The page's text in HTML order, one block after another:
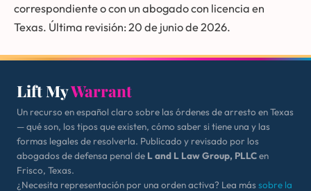
correspondiente o con un abogado con licencia en
Texas. Última revisión: 20 de junio de 2026.
Lift MyWarrant
Un recurso en español claro sobre las órdenes de arresto en Texas
— qué son, los tipos que existen, cómo saber si tiene una y las
formas legales de resolverla. Publicado y revisado por los
abogados de defensa penal de L and L Law Group, PLLCen
Frisco, Texas.
¿Necesita representación por una orden activa? Lea mássobre la